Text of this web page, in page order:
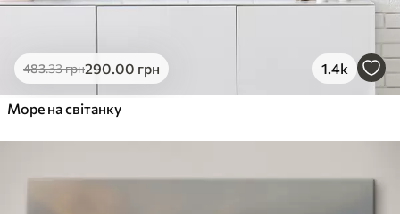
483.33грн290.00 грн 1.4k
Море на світанку